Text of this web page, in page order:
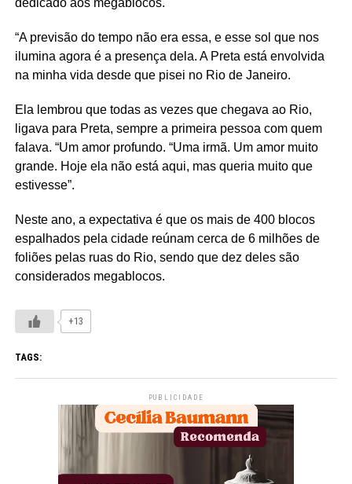
“A previsão do tempo não era essa, e esse sol que nos
ilumina agora é a presença dela. A Preta está envolvida
na minha vida desde que pisei no Rio de Janeiro.
Ela lembrou que todas as vezes que chegava ao Rio,
ligava para Preta, sempre a primeira pessoa com quem
falava. “Um amor profundo. “Uma irmã. Um amor muito
grande. Hoje ela não está aqui, mas queria muito que
estivesse”.
Neste ano, a expectativa é que os mais de 400 blocos
espalhados pela cidade reúnam cerca de 6 milhões de
foliões pelas ruas do Rio, sendo que dez deles são
considerados megablocos.
+13
TAGS:
PUBLICIDADE